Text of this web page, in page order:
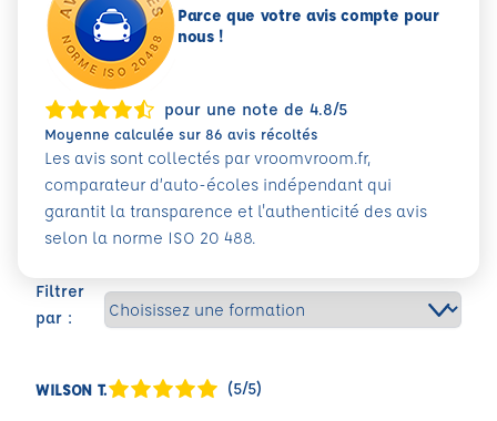
Filtrer
par :
WILSON T. (5/5)
Parce que votre avis compte pour
nous !
pour une note de 4.8/5
Moyenne calculée sur 86 avis récoltés
Les avis sont collectés par vroomvroom.fr,
comparateur d’auto-écoles indépendant qui
garantit la transparence et l'authenticité des avis
selon la norme ISO 20 488.